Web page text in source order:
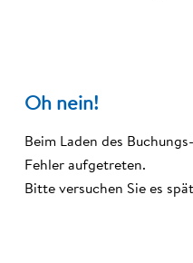
Oh nein!
Beim Laden des
Fehler aufgetreten.
Bitte versuchen Sie es